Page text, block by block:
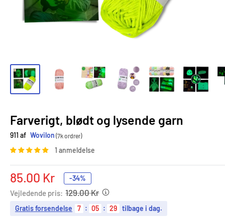
Farverigt, blødt og lysende garn
911 af Wovilon (7k ordrer)
1 anmeldelse
Tilbudspris
85.00 Kr -34%
Vejledende pris: 129.00 Kr
Gratis forsendelse 7 : 05 : 28 tilbage i dag.